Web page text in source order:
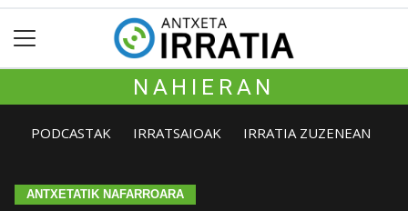
NAHIERAN
PODCASTAK IRRATSAIOAK IRRATIA ZUZENEAN
ANTXETATIK NAFARROARA